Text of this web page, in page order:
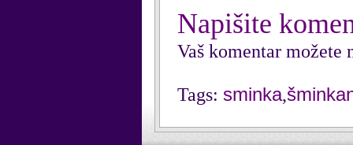
Napišite
Vaš komentar možete
Tags: sminka,